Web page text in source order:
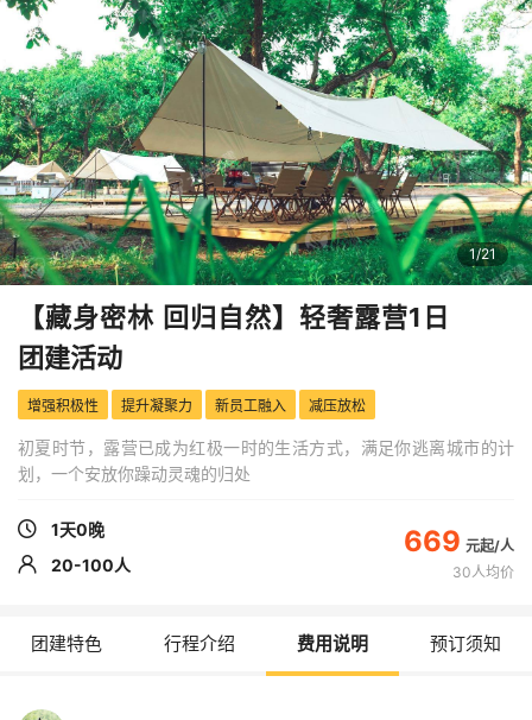
1/21
【藏身密林 回归自然】轻奢露营1日
团建活动
增强积极性 提升凝聚力 新员工融入 减压放松
初夏时节，露营已成为红极一时的生活方式，满足你逃离城市的计
划，一个安放你躁动灵魂的归处
1天0晚
20-100人
669
30人均价
团建特色 行程介绍 费用说明 预订须知